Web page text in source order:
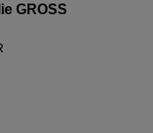
GROSS